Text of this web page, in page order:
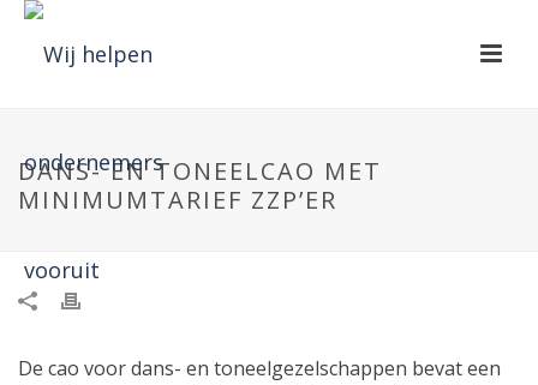
DANS- EN TONEELCAO MET
MINIMUMTARIEF ZZP’ER
De cao voor dans- en toneelgezelschappen bevat een